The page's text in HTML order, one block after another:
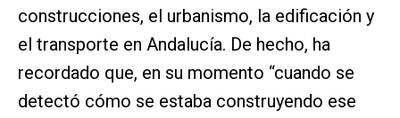
construcciones, el urbanismo, la edificación y
el transporte en Andalucía. De hecho, ha
recordado que, en su momento “cuando se
detectó cómo se estaba construyendo ese